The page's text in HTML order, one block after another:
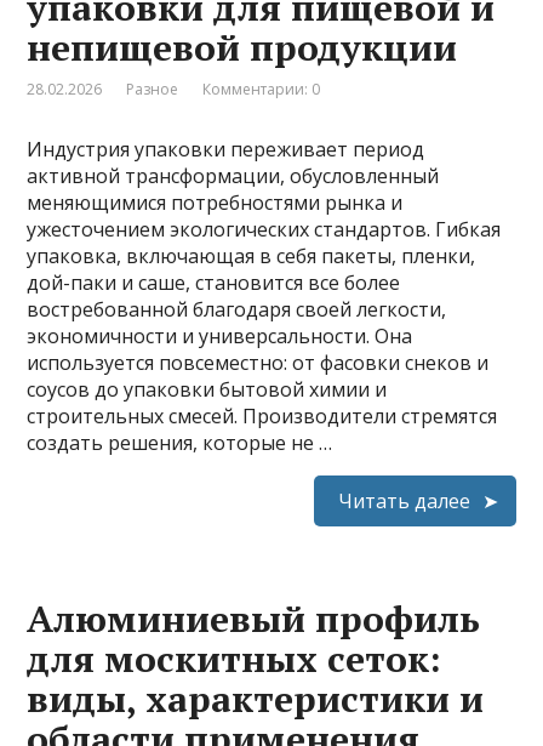
непищевой продукции
28.02.2026 Разное Комментарии: 0
Индустрия упаковки переживает период
активной трансформации, обусловленный
меняющимися потребностями рынка и
ужесточением экологических стандартов. Гибкая
упаковка, включающая в себя пакеты, пленки,
дой-паки и саше, становится все более
востребованной благодаря своей легкости,
экономичности и универсальности. Она
используется повсеместно: от фасовки снеков и
соусов до упаковки бытовой химии и
строительных смесей. Производители стремятся
создать решения, которые не …
Читать далее
Алюминиевый профиль
для москитных сеток:
виды, характеристики и